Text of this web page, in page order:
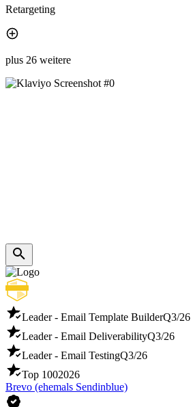
Retargeting
plus 26 weitere
Leader - Email Template BuilderQ3/26
Leader - Email DeliverabilityQ3/26
Leader - Email TestingQ3/26
Top 1002026
Brevo (ehemals Sendinblue)